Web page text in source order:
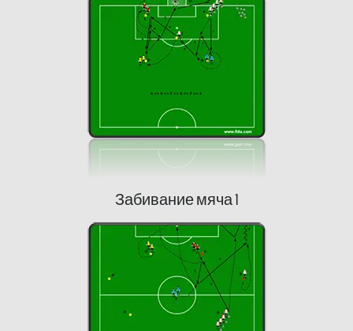
Забивание мяча 1